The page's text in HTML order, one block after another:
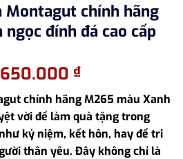
chính hãng
đính đá cao cấp
₫.
₫Giá
hiện
tại
là:
2.650.000 ₫.
chính hãng M265 màu Xanh
vời để làm quà tặng trong
kỷ niệm, kết hôn, hay để tri
thân yêu. Đây không chỉ là